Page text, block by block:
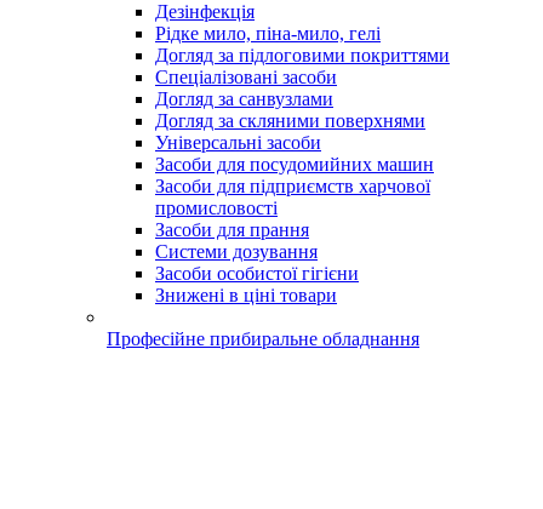
Дезінфекція
Рідке мило, піна-мило, гелі
Догляд за підлоговими покриттями
Спеціалізовані засоби
Догляд за санвузлами
Догляд за скляними поверхнями
Універсальні засоби
Засоби для посудомийних машин
Засоби для підприємств харчової
промисловості
Засоби для прання
Системи дозування
Засоби особистої гігієни
Знижені в ціні товари
Професійне прибиральне обладнання